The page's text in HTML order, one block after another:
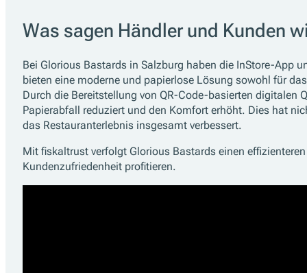
Was sagen Händler und Kunden
Bei Glorious Bastards in Salzburg haben die InStore-App
bieten eine moderne und papierlose Lösung sowohl für
Durch die Bereitstellung von QR-Code-basierten digitalen
Papierabfall reduziert und den Komfort erhöht. Dies hat
das Restauranterlebnis insgesamt verbessert.
Mit fiskaltrust verfolgt Glorious Bastards einen
Kundenzufriedenheit profitieren.